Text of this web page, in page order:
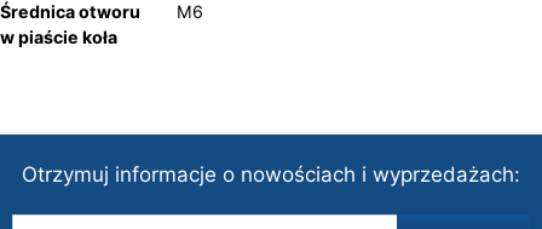
Średnica otworu
w piaście koła
M6
Otrzymuj informacje o nowościach i wyprzedażach: